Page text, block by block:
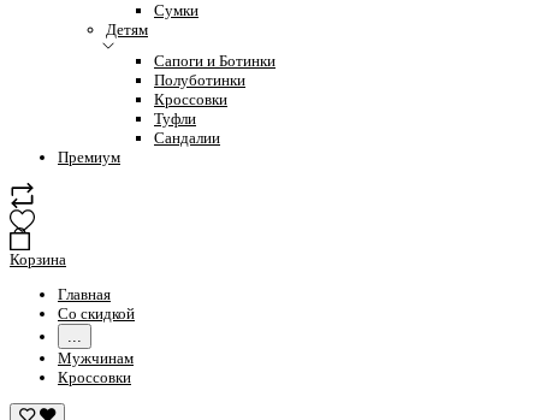
Сумки
Детям
Сапоги и Ботинки
Полуботинки
Кроссовки
Туфли
Сандалии
Премиум
Корзина
Главная
Со скидкой
...
Мужчинам
Кроссовки